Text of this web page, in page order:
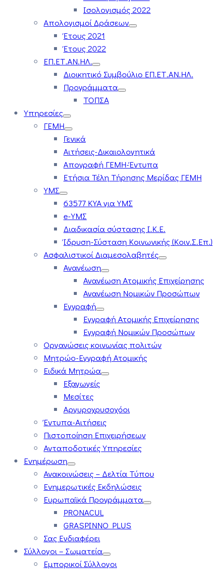
Ισολογισμός 2022
Απολογισμοί Δράσεων
Έτους 2021
Έτους 2022
ΕΠ.ΕΤ.ΑΝ.ΗΛ.
Διοικητικό Συμβούλιο ΕΠ.ΕΤ.ΑΝ.ΗΛ.
Προγράμματα
ΤΟΠΣΑ
Υπηρεσίες
ΓΕΜΗ
Γενικά
Αιτήσεις-Δικαιολογητικά
Απογραφή ΓΕΜΗ-Έντυπα
Ετήσια Τέλη Τήρησης Μερίδας ΓΕΜΗ
ΥΜΣ
63577 ΚΥΑ για ΥΜΣ
e-ΥΜΣ
Διαδικασία σύστασης Ι.Κ.Ε.
Ίδρυση-Σύσταση Κοινωνικής (Κοιν.Σ.Επ.)
Ασφαλιστικοί Διαμεσολαβητές
Ανανέωση
Ανανέωση Ατομικής Επιχείρησης
Ανανέωση Νομικών Προσώπων
Εγγραφή
Εγγραφή Ατομικής Επιχείρησης
Εγγραφή Νομικών Προσώπων
Οργανώσεις κοινωνίας πολιτών
Μητρώο-Εγγραφή Ατομικής
Ειδικά Μητρώα
Εξαγωγείς
Μεσίτες
Αργυροχρυσοχόοι
Έντυπα-Αιτήσεις
Πιστοποίηση Επιχειρήσεων
Ανταποδοτικές Υπηρεσίες
Ενημέρωση
Ανακοινώσεις – Δελτία Τύπου
Ενημερωτικές Εκδηλώσεις
Ευρωπαϊκά Προγράμματα
PRONACUL
GRASPINNO PLUS
Σας Ενδιαφέρει
Σύλλογοι – Σωματεία
Εμπορικοί Σύλλογοι